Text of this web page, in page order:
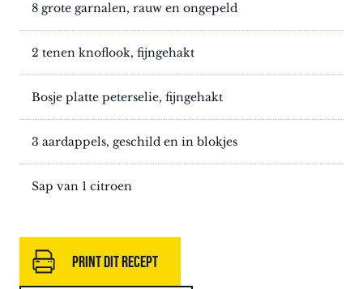
8 grote garnalen, rauw en ongepeld
2 tenen knoflook, fijngehakt
Bosje platte peterselie, fijngehakt
3 aardappels, geschild en in blokjes
Sap van 1 citroen
PRINT DIT RECEPT